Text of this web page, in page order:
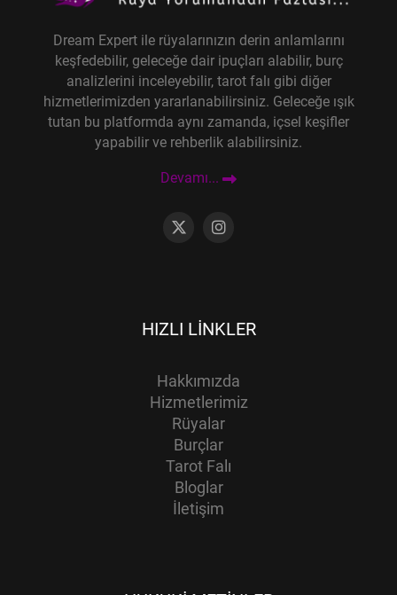
Dream Expert ile rüyalarınızın derin anlamlarını
keşfedebilir, geleceğe dair ipuçları alabilir, burç
analizlerini inceleyebilir, tarot falı gibi diğer
hizmetlerimizden yararlanabilirsiniz. Geleceğe ışık
tutan bu platformda aynı zamanda, içsel keşifler
yapabilir ve rehberlik alabilirsiniz.
Devamı...
HIZLI LINKLER
Hakkımızda
Hizmetlerimiz
Rüyalar
Burçlar
Tarot Falı
Bloglar
İletişim